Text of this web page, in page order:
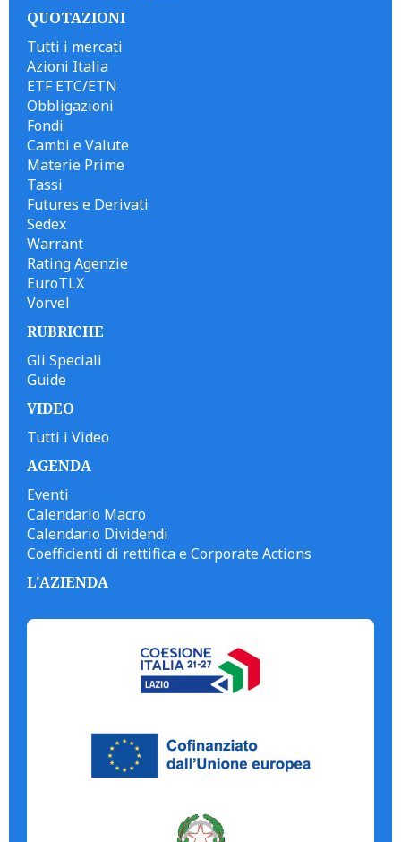
QUOTAZIONI
Tutti i mercati
Azioni Italia
ETF ETC/ETN
Obbligazioni
Fondi
Cambi e Valute
Materie Prime
Tassi
Futures e Derivati
Sedex
Warrant
Rating Agenzie
EuroTLX
Vorvel
RUBRICHE
Gli Speciali
Guide
VIDEO
Tutti i Video
AGENDA
Eventi
Calendario Macro
Calendario Dividendi
Coefficienti di rettifica e Corporate Actions
L'AZIENDA